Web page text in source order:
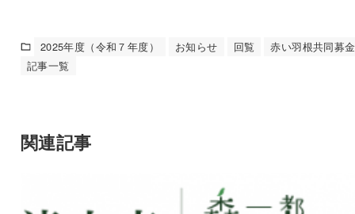
2025年度（令和７年度） お知らせ 回覧
赤い羽根共同募金
記事一覧
関連記事